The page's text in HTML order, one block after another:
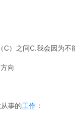
）之间C.我会因为不
向
事的工作 ：